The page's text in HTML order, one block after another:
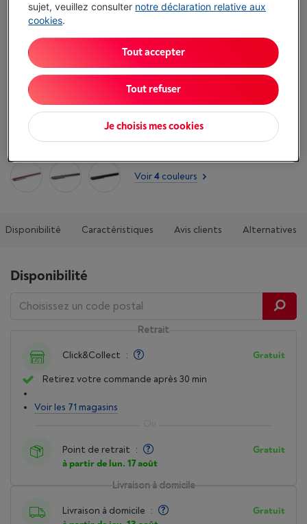
Atouts
Type: Stylet pour écran tactile
Compatibilité: Tablette
Afficher toutes les caractéristiques
Voir4 couleurs
Disponibilité Caractéristiques Avis clients Alternatives
Disponibilité
Livraison à domicile
Livraison à domicile :
Gratuit
Retrait
Click&Collect : Gratuit
Retirez votre commande après 30 min
Voir les 71 magasins
Point de retrait :
à partir de lun. 17 août
Gratuit
sujet, veuillez consulter notre déclaration relative aux
cookies.
Je choisis mes cookies
Tout refuser
Tout accepter